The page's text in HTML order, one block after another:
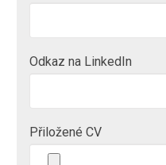
Odkaz na LinkedIn
Přiložené CV